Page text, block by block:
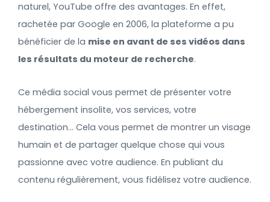
naturel, YouTube offre des avantages. En effet,
rachetée par Google en 2006, la plateforme a pu
bénéficier de la mise en avant de ses vidéos dans
les résultats du moteur de recherche.
Ce média social vous permet de présenter votre
hébergement insolite, vos services, votre
destination… Cela vous permet de montrer un visage
humain et de partager quelque chose qui vous
passionne avec votre audience. En publiant du
contenu régulièrement, vous fidélisez votre audience.